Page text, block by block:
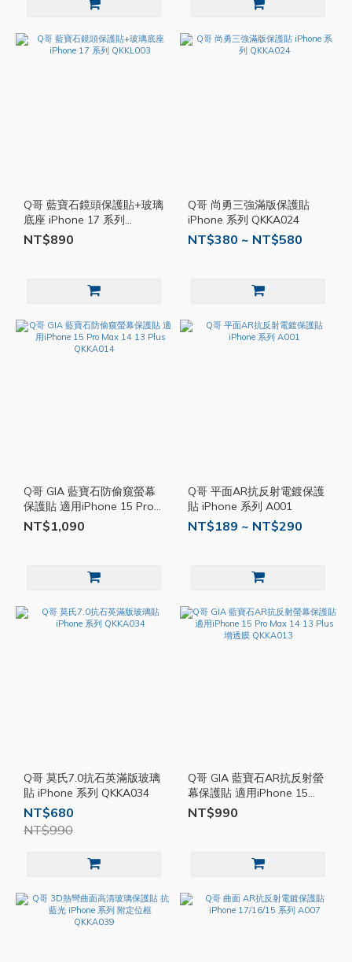
Q哥 藍寶石鏡頭保護貼+玻璃
底座 iPhone 17 系列
QKKL003
NT$890
Q哥 尚勇三強滿版保護貼
iPhone 系列 QKKA024
NT$380 ~ NT$580
Q哥 GIA 藍寶石防偷窺螢幕
保護貼 適用iPhone 15 Pro
Max 14 13 Plus QKKA014
NT$1,090
Q哥 平面AR抗反射電鍍保護
貼 iPhone 系列 A001
NT$189 ~ NT$290
Q哥 莫氏7.0抗石英滿版玻璃
貼 iPhone 系列 QKKA034
NT$680
NT$990
Q哥 GIA 藍寶石AR抗反射螢
幕保護貼 適用iPhone 15
Pro Max 14 13 Plus 增透膜
QKKA013
NT$990